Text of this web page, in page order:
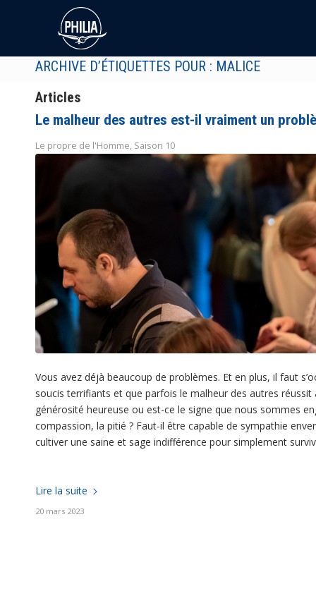
ARCHIVE D’ÉTIQUETTES POUR : MALICE
Articles
Le malheur des autres est-il vraiment un
Le propre de l'Homme, Saison 10
Vous avez déjà beaucoup de problèmes. Et en plus, il faut
soucis terrifiants et que parfois le malheur des autres
générosité heureuse ou est-ce le signe que nous sommes
compassion, la pitié ? Faut-il être capable de sympathie
cultiver une saine et sage indifférence pour simplement
Lire la suite
20 mars 2023